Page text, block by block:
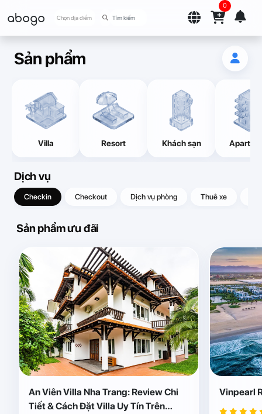
abogo Chọn địa điểm
0
Sản phẩm
Villa Resort Khách sạn
Dịch vụ
Checkin Checkout Dịch vụ phòng Thuê xe
Sản phẩm ưu đãi
An Viên Villa Nha Trang: Review Chi
Tiết & Cách Đặt Villa Uy Tín Trên
Vinpearl